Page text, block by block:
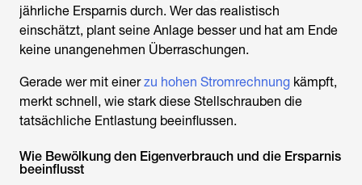
jährliche Ersparnis durch. Wer das realistisch
einschätzt, plant seine Anlage besser und hat am Ende
keine unangenehmen Überraschungen.
Gerade wer mit einerzu hohen Stromrechnung kämpft,
merkt schnell, wie stark diese Stellschrauben die
tatsächliche Entlastung beeinflussen.
Wie Bewölkung den Eigenverbrauch und die Ersparnis
beeinflusst